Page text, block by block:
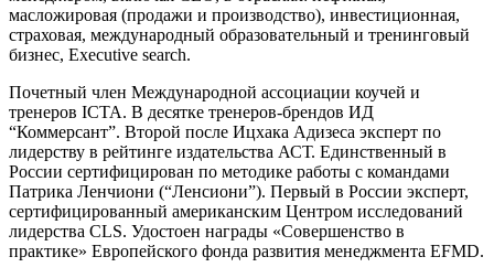
масложировая (продажи и производство), инвестиционная,
страховая, международный образовательный и тренинговый
бизнес, Executive search.
Почетный член Международной ассоциации коучей и
тренеров ICTA. В десятке тренеров-брендов ИД
“Коммерсант”. Второй после Ицхака Адизеса эксперт по
лидерству в рейтинге издательства АСТ. Единственный в
России сертифицирован по методике работы с командами
Патрика Ленчиони (“Ленсиони”). Первый в России эксперт,
сертифицированный американским Центром исследований
лидерства CLS. Удостоен награды «Совершенство в
практике» Европейского фонда развития менеджмента EFMD.